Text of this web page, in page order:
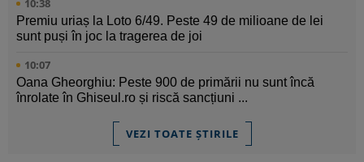
10:38
Premiu uriaș la Loto 6/49. Peste 49 de milioane de lei
sunt puși în joc la tragerea de joi
10:07
Oana Gheorghiu: Peste 900 de primării nu sunt încă
înrolate în Ghiseul.ro și riscă sancțiuni ...
VEZI TOATE ȘTIRILE